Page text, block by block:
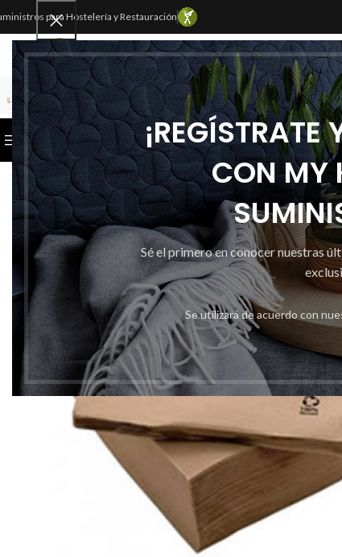
¡REGÍSTRATE
CON MY
Sé el primero en conocer nuestras
Se utilizará de acuerdo con
para Hostelería y Restauración
SELECCIONAR CATEGORÍA
CATEGORÍAS INICIOTIENDA